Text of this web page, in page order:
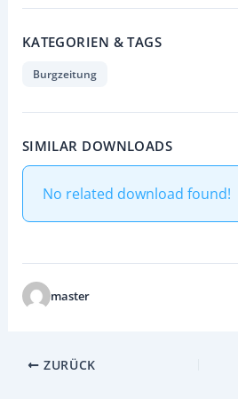
KATEGORIEN & TAGS
Burgzeitung
SIMILAR DOWNLOADS
No related download found!
master
ZURÜCK